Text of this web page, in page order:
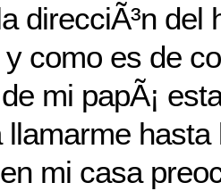
direcciÃ³n del
y como es de
mi papÃ¡
llamarme
mi casa